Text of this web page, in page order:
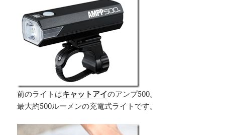
前のライトはキャットアイのアンプ500。
最大約500ルーメンの充電式ライトです。